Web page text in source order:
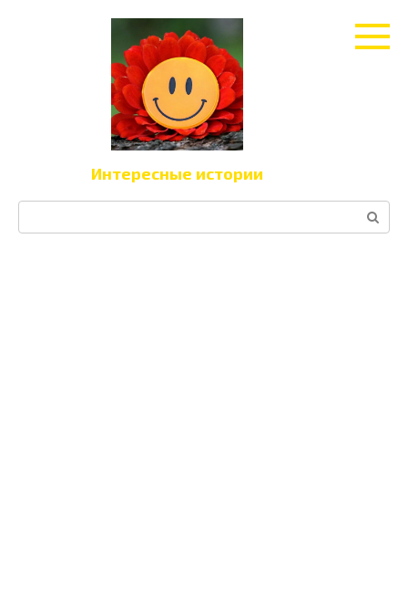
Интересные истории